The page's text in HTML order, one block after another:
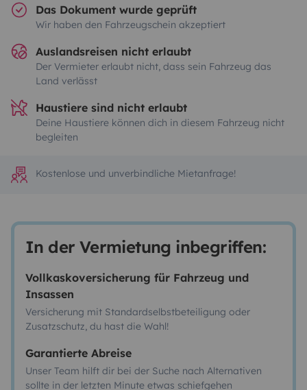
Das Dokument wurde geprüft
Wir haben den Fahrzeugschein akzeptiert
Auslandsreisen nicht erlaubt
Der Vermieter erlaubt nicht, dass sein Fahrzeug das
Land verlässt
Haustiere sind nicht erlaubt
Deine Haustiere können dich in diesem Fahrzeug nicht
begleiten
Kostenlose und unverbindliche Mietanfrage!
In der Vermietung inbegriffen:
Vollkaskoversicherung für Fahrzeug und
Insassen
Versicherung mit Standardselbstbeteiligung oder
Zusatzschutz, du hast die Wahl!
Garantierte Abreise
Unser Team hilft dir bei der Suche nach Alternativen
sollte in der letzten Minute etwas schiefgehen